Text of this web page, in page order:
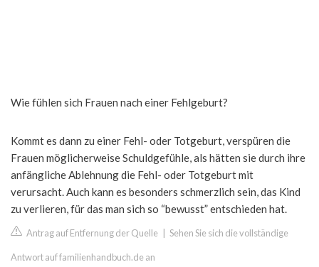
Wie fühlen sich Frauen nach einer Fehlgeburt?
Kommt es dann zu einer Fehl- oder Totgeburt, verspüren die
Frauen möglicherweise Schuldgefühle, als hätten sie durch ihre
anfängliche Ablehnung die Fehl- oder Totgeburt mit
verursacht. Auch kann es besonders schmerzlich sein, das Kind
zu verlieren, für das man sich so “bewusst” entschieden hat.
Antrag auf Entfernung der Quelle Sehen Sie sich die vollständige
Antwort auf familienhandbuch.de an